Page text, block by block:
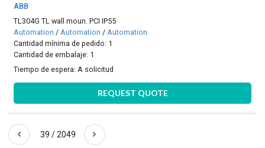
ABB
TL304G TL wall moun. PCI IP55
Automation /Automation /Automation
Cantidad mínima de pedido: 1
Cantidad de embalaje: 1
Tiempo de espera:A solicitud
REQUEST QUOTE
39 / 2049